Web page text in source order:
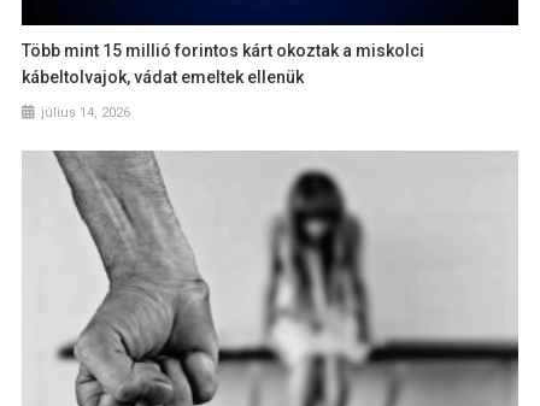
Több mint 15 millió forintos kárt okoztak a miskolci
kábeltolvajok, vádat emeltek ellenük
július 14, 2026